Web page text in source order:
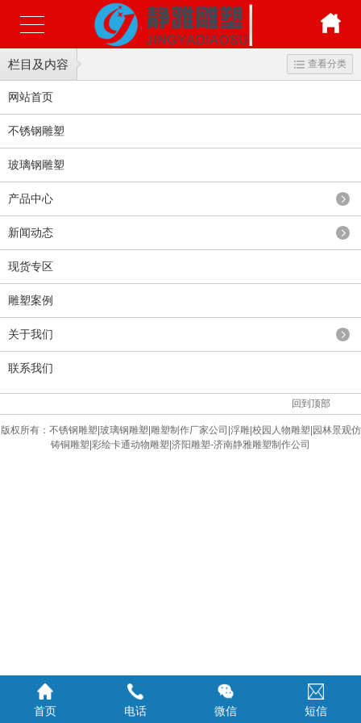
栏目及内容 查看分类
网站首页
不锈钢雕塑
玻璃钢雕塑
产品中心
新闻动态
现货专区
雕塑案例
关于我们
联系我们
回到顶部
版权所有： 不锈钢雕塑|玻璃钢雕塑|雕塑制作厂家公司|浮雕|校园人物雕塑|园林景观仿
铸铜雕塑|彩绘卡通动物雕塑|济阳雕塑-济南静雅雕塑制作公司
首页 电话 微信 短信